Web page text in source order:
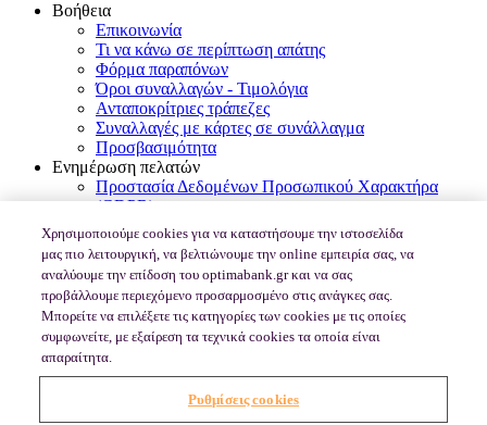
Βοήθεια
Επικοινωνία
Τι να κάνω σε περίπτωση απάτης
Φόρμα παραπόνων
Όροι συναλλαγών - Τιμολόγια
Ανταποκρίτριες τράπεζες
Συναλλαγές με κάρτες σε συνάλλαγμα
Προσβασιμότητα
Ενημέρωση πελατών
Προστασία Δεδομένων Προσωπικού Χαρακτήρα
(GDPR)
Εγγύηση Καταθέσεων - TEKE
MiFID II / MiFIR
PSD2-Δικαιώματα Καταναλωτών για πληρωμές στην
Ευρώπη
Κώδικας Δεοντολογίας Ν.4224/2013
Αναγνωριστικός Κωδικός Νομικής Οντότητας (LEI)
e-banking Χρήσιμες Πληροφορίες Ασφαλείας
PSD2 Open banking portal
Δικαιολογητικά έναρξης τραπεζικής σχέσης
Οδηγίες Κανονιστικού/Ρυθμιστικού Πλαισίου
Χρησιμοποιούμε cookies για να καταστήσουμε την ιστοσελίδα
μας πιο λειτουργική, να βελτιώνουμε την online εμπειρία σας, να
αναλύουμε την επίδοση του optimabank.gr και να σας
προβάλλουμε περιεχόμενο προσαρμοσμένο στις ανάγκες σας.
Μπορείτε να επιλέξετε τις κατηγορίες των cookies με τις οποίες
συμφωνείτε, με εξαίρεση τα τεχνικά cookies τα οποία είναι
απαραίτητα.
Ρυθμίσεις cookies